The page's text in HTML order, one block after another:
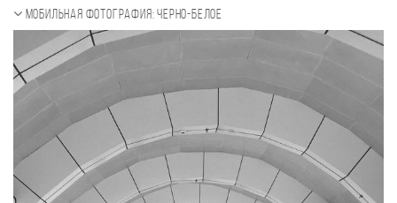
Мобильная фотография: черно-белое